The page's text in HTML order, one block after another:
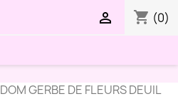
shopping_cart (0)

DOM GERBE DE FLEURS DEUIL